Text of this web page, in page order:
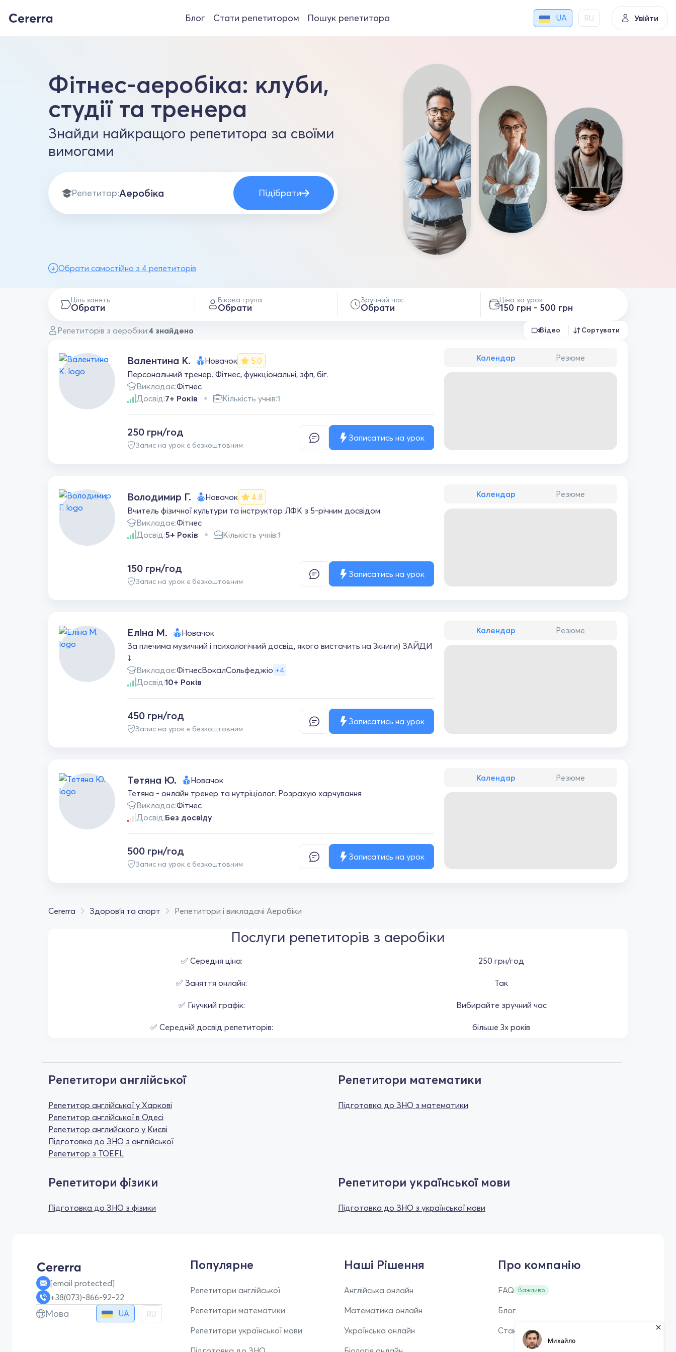
Блог Стати репетитором Пошук репетитора UA RU Увійти
Фітнес-аеробіка: клуби,
студії та тренера
Знайди найкращого репетитора за своїми
вимогами
Репетитор: Підібрати
Обрати самостійно з 4 репетиторів
Ціль занять
Обрати
Вікова група
Обрати
Зручний час
Обрати
Ціна за урок
150 грн - 500 грн
Репетиторів з аеробіки:4 знайдено Відео Сортувати
Валентина К. Новачок
5.0
Персональний тренер. Фітнес, функціональні, зфп, біг.
Викладає:Фітнес
Досвід:7+ Років Кількість учнів:1
250 грн/год
Запис на урок є безкоштовним
Записатись на урок
Календар Резюме
Володимир Г. Новачок
4.8
Вчитель фізичної культури та інструктор ЛФК з 5-річним досвідом.
Викладає:Фітнес
Досвід:5+ Років Кількість учнів:1
150 грн/год
Запис на урок є безкоштовним
Записатись на урок
Календар Резюме
Еліна М.
Новачок
За плечима музичний і психологічний досвід, якого вистачить на 3книги) ЗАЙДИ
⤵️
Викладає:ФітнесВокалСольфеджіо +4
Досвід:10+ Років
450 грн/год
Запис на урок є безкоштовним
Записатись на урок
Календар Резюме
Тетяна Ю.
Новачок
Тетяна - онлайн тренер та нутріціолог. Розрахую харчування
Викладає:Фітнес
Досвід:Без досвіду
500 грн/год
Запис на урок є безкоштовним
Записатись на урок
Календар Резюме
Cererra Здоров'я та спорт Репетитори і викладачі Аеробіки
Послуги репетиторів з аеробіки
✅ Середня ціна: 250 грн/год
✅ Заняття онлайн: Так
✅ Гнучкий графік: Вибирайте зручний час
✅ Середній досвід репетиторів: більше 3х років
Репетитори англійської
Репетитор англійської у Харкові
Репетитор англійської в Одесі
Репетитор английского у Києві
Підготовка до ЗНО з англійської
Репетитор з TOEFL
Репетитори математики
Підготовка до ЗНО з математики
Репетитори фізики
Підготовка до ЗНО з фізики
Репетитори української мови
Підготовка до ЗНО з української мови
[email protected]
+38(073)-866-92-22
Мова UA RU
Популярне
Репетитори англійської
Репетитори математики
Репетитори української мови
Наші Рішення
Англійська онлайн
Математика онлайн
Українська онлайн
Про компанію
FAQ Важливо
Блог
Стань репетитором